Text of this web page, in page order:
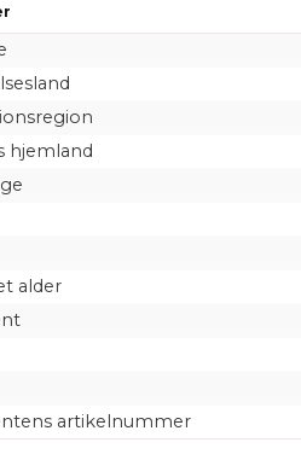
hjemland
alder
artikelnummer